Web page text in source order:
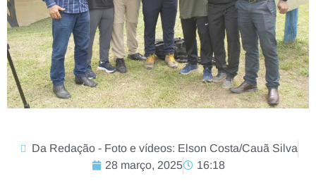
Da Redação - Foto e vídeos: Elson Costa/Cauã Silva
28 março, 2025
16:18